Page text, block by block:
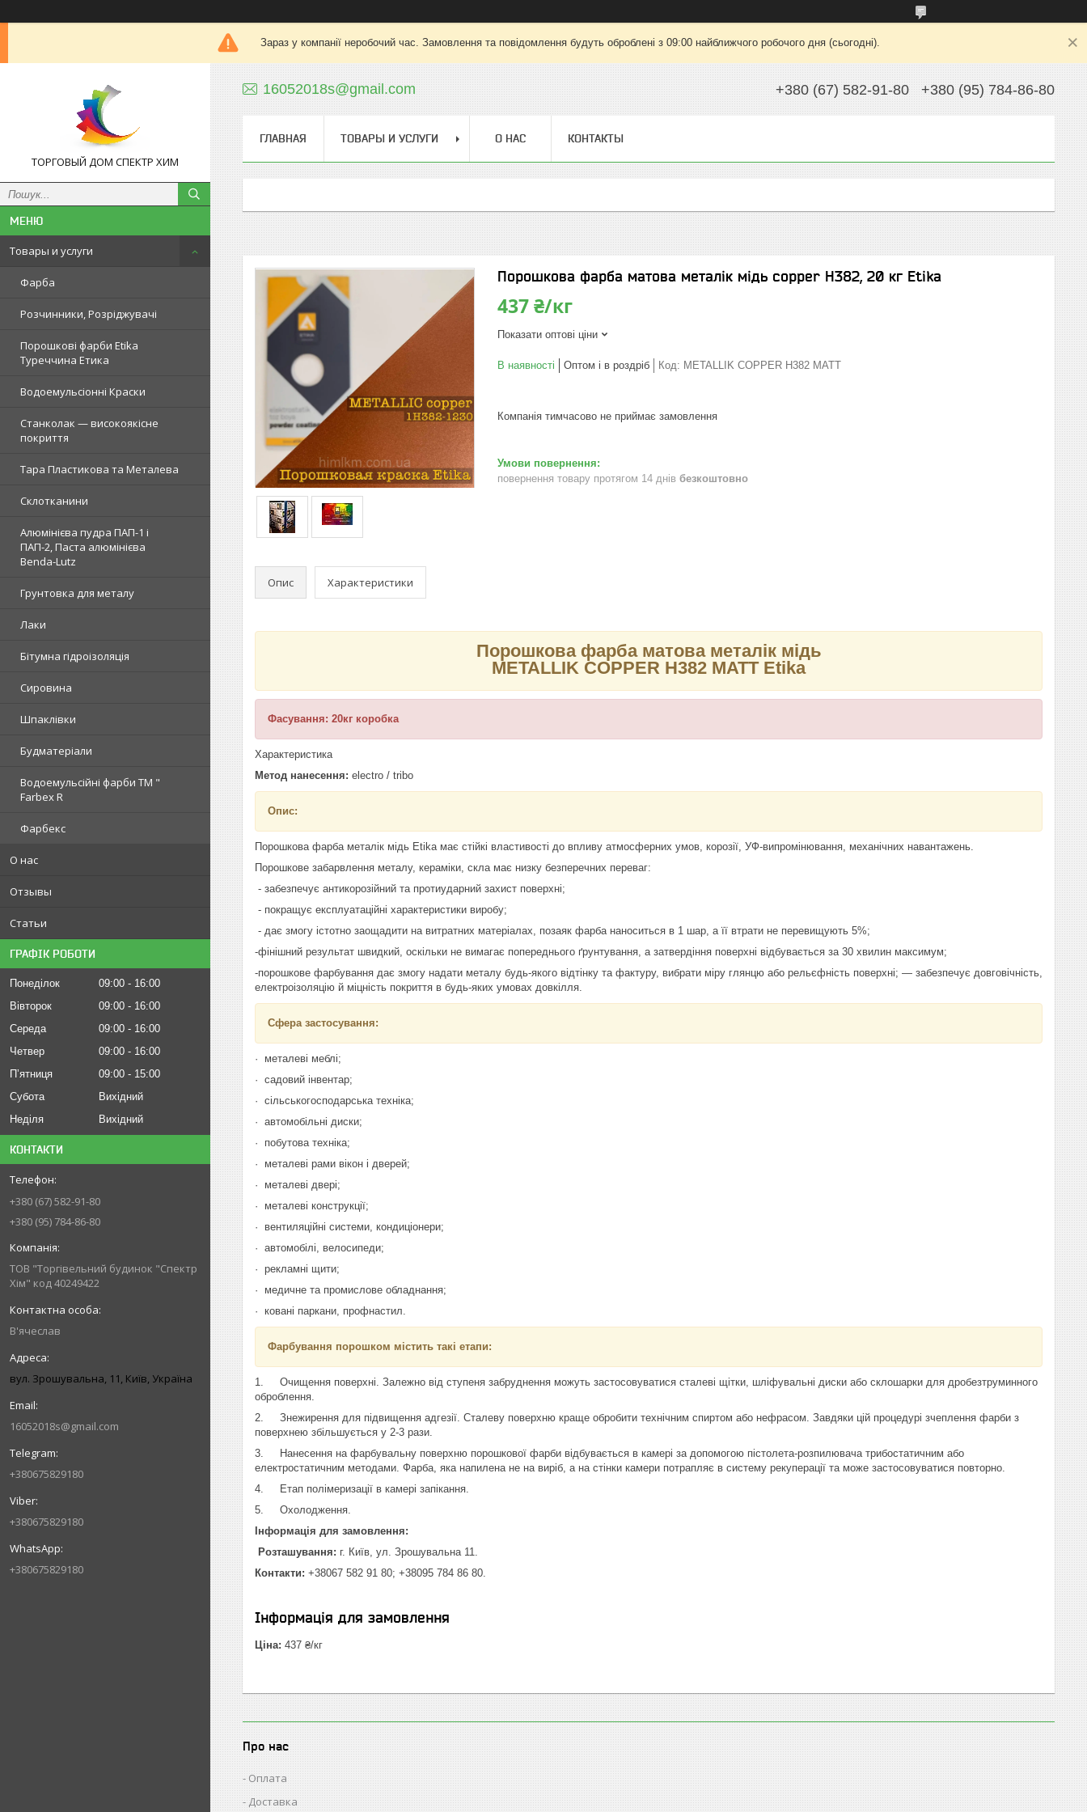
Зараз у компанії неробочий час. Замовлення та повідомлення будуть оброблені з 09:00 найближчого робочого дня (сьогодні).
ТОРГОВЫЙ ДОМ СПЕКТР ХИМ
Товары и услуги
Фарба
Розчинники, Розріджувачі
Порошкові фарби Etika
Туреччина Етика
Водоемульсіонні Краски
Станколак — високоякісне
покриття
Тара Пластикова та Металева
Склотканини
Алюмінієва пудра ПАП-1 і
ПАП-2, Паста алюмінієва
Benda-Lutz
Грунтовка для металу
Лаки
Бітумна гідроізоляція
Сировина
Шпаклівки
Будматеріали
Водоемульсійні фарби ТМ "
Farbex R
Фарбекс
О нас
Отзывы
Статьи
ГРАФІК РОБОТИ
Понеділок 09:00
16:00
Вівторок
09:00
16:00
Середа
09:00
16:00
Четвер
09:00
16:00
Пʼятниця
09:00
15:00
Субота
Вихідний
Неділя
Вихідний
КОНТАКТИ
+380 (67) 582-91-80
+380 (95) 784-86-80
ТОВ "Торгівельний будинок "Спектр
Хім" код 40249422
В'ячеслав
вул. Зрошувальна, 11, Київ, Україна
16052018s@gmail.com
+380675829180
+380675829180
+380675829180
16052018s@gmail.com +380 (67) 582-91-80 +380 (95) 784-86-80
ГЛАВНАЯ ТОВАРЫ И УСЛУГИ О НАС КОНТАКТЫ
Порошкова фарба матова металік мідь copper H382, 20 кг Etika
437 ₴/кг
Показати оптові ціни
В наявності Оптом і в роздріб Код: METALLIK COPPER H382 MATT
Компанія тимчасово не приймає замовлення
повернення товару протягом 14 днів безкоштовно
Опис Характеристики
Порошкова фарба матова металік мідь
METALLIK COPPER H382 MATT Etika
Фасування: 20кг коробка
Характеристика
Метод нанесення: electro / tribo
Опис:
Порошкова фарба металік мідь Etika має стійкі властивості до впливу атмосферних умов, корозії, УФ-випромінювання, механічних навантажень.
Порошкове забарвлення металу, кераміки, скла має низку безперечних переваг:
- забезпечує антикорозійний та протиударний захист поверхні;
- покращує експлуатаційні характеристики виробу;
- дає змогу істотно заощадити на витратних матеріалах, позаяк фарба наноситься в 1 шар, а її втрати не перевищують 5%;
-фінішний результат швидкий, оскільки не вимагає попереднього ґрунтування, а затвердіння поверхні відбувається за 30 хвилин максимум;
-порошкове фарбування дає змогу надати металу будь-якого відтінку та фактуру, вибрати міру глянцю або рельєфність поверхні; — забезпечує довговічність,
електроізоляцію й міцність покриття в будь-яких умовах довкілля.
Сфера застосування:
· металеві меблі;
· садовий інвентар;
· сільськогосподарська техніка;
· автомобільні диски;
· побутова техніка;
· металеві рами вікон і дверей;
· металеві двері;
· металеві конструкції;
· вентиляційні системи, кондиціонери;
· автомобілі, велосипеди;
· рекламні щити;
· медичне та промислове обладнання;
· ковані паркани, профнастил.
Фарбування порошком містить такі етапи:
1. Очищення поверхні. Залежно від ступеня забруднення можуть застосовуватися сталеві щітки, шліфувальні диски або склошарки для дробезтруминного
оброблення.
2. Знежирення для підвищення адгезії. Сталеву поверхню краще обробити технічним спиртом або нефрасом. Завдяки цій процедурі зчеплення фарби з
поверхнею збільшується у 2-3 рази.
3. Нанесення на фарбувальну поверхню порошкової фарби відбувається в камері за допомогою пістолета-розпилювача трибостатичним або
електростатичним методами. Фарба, яка напилена не на виріб, а на стінки камери потрапляє в систему рекуперації та може застосовуватися повторно.
4. Етап полімеризації в камері запікання.
5. Охолодження.
Інформація для замовлення:
Розташування: г. Київ, ул. Зрошувальна 11.
Контакти: +38067 582 91 80; +38095 784 86 80.
Інформація для замовлення
Ціна: 437 ₴/кг
Про нас
Оплата
Доставка